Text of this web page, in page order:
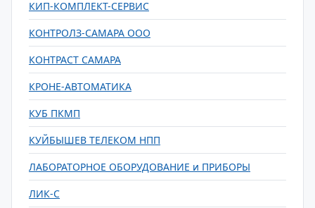
КИП-КОМПЛЕКТ-СЕРВИС
КОНТРОЛЗ-САМАРА ООО
КОНТРАСТ САМАРА
КРОНЕ-АВТОМАТИКА
КУБ ПКМП
КУЙБЫШЕВ ТЕЛЕКОМ НПП
ЛАБОРАТОРНОЕ ОБОРУДОВАНИЕ и ПРИБОРЫ
ЛИК-С